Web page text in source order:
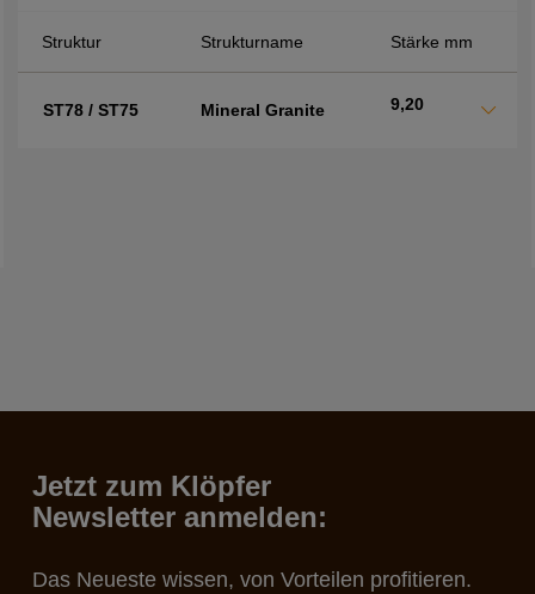
Struktur Strukturname Stärke mm
ST78 / ST75 Mineral Granite 9,20
Jetzt zum Klöpfer
Newsletter anmelden:
Das Neueste wissen, von Vorteilen profitieren.